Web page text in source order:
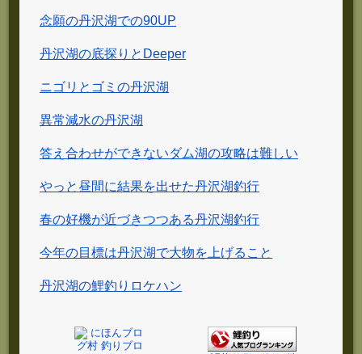
念願の丹沢湖での90UP
丹沢湖の底探りとDeeper
ニゴリとゴミの丹沢湖
異常減水の丹沢湖
答え合わせができないダム湖の攻略は難しい
やっと昼間に結果を出せた丹沢湖釣行
春の好機が近づきつつある丹沢湖釣行
今年の目標は丹沢湖で大物を上げること
丹沢湖の鯉釣りロケハン